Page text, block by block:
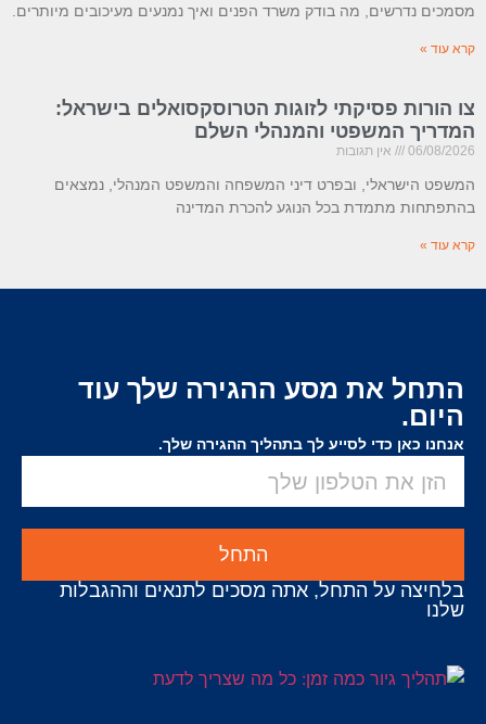
מסמכים נדרשים, מה בודק משרד הפנים ואיך נמנעים מעיכובים מיותרים.
קרא עוד »
צו הורות פסיקתי לזוגות הטרוסקסואלים בישראל:
המדריך המשפטי והמנהלי השלם
06/08/2026 אין תגובות
המשפט הישראלי, ובפרט דיני המשפחה והמשפט המנהלי, נמצאים
בהתפתחות מתמדת בכל הנוגע להכרת המדינה
קרא עוד »
התחל את מסע ההגירה שלך עוד
היום.
אנחנו כאן כדי לסייע לך בתהליך ההגירה שלך.
התחל
בלחיצה על התחל, אתה מסכים לתנאים וההגבלות
שלנו